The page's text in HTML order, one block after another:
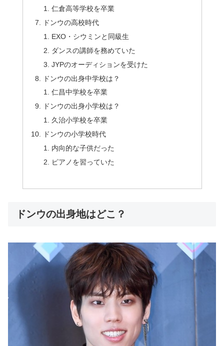
仁倉高等学校を卒業
ドンウの高校時代
EXO・シウミンと同級生
ダンスの講師を務めていた
JYPのオーディションを受けた
ドンウの出身中学校は？
仁昌中学校を卒業
ドンウの出身小学校は？
久治小学校を卒業
ドンウの小学校時代
内向的な子供だった
ピアノを習っていた
ドンウの出身地はどこ？